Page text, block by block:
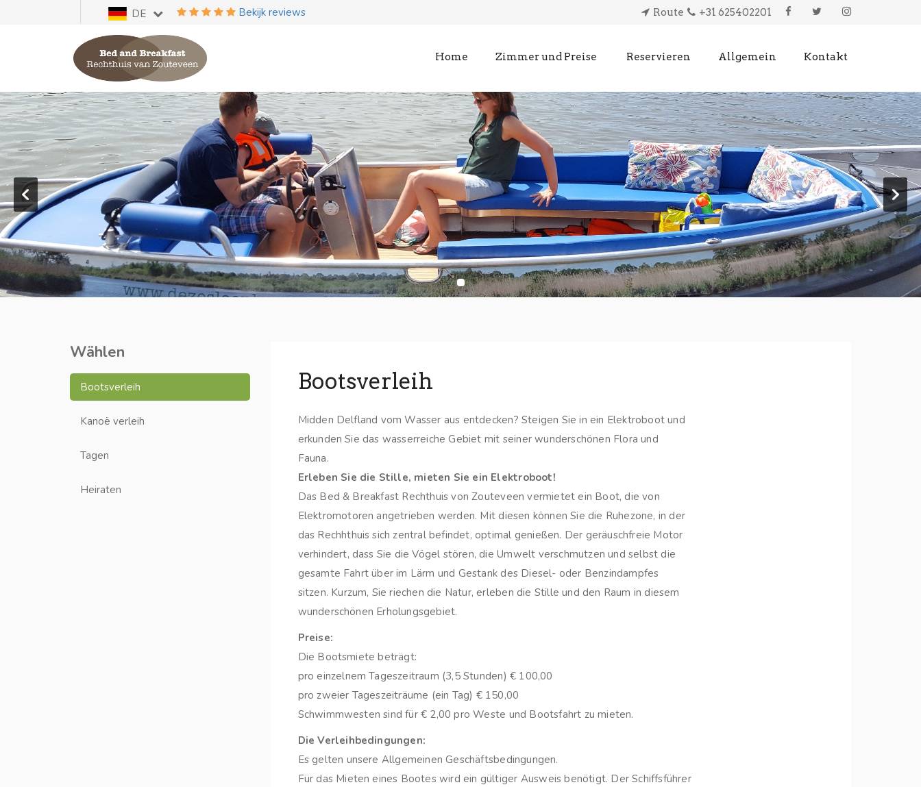
DE Bekijk reviews +31 625402201
Route
Home Zimmer und Preise Reservieren Allgemein Kontakt
Wählen
Bootsverleih
Kanoë verleih
Tagen
Heiraten
Bootsverleih
Midden Delfland vom Wasser aus entdecken? Steigen Sie in ein Elektroboot und
erkunden Sie das wasserreiche Gebiet mit seiner wunderschönen Flora und
Fauna.
Erleben Sie die Stille, mieten Sie ein Elektroboot!
Das Bed & Breakfast Rechthuis von Zouteveen vermietet ein Boot, die von
Elektromotoren angetrieben werden. Mit diesen können Sie die Ruhezone, in der
das Rechhthuis sich zentral befindet, optimal genießen. Der geräuschfreie Motor
verhindert, dass Sie die Vögel stören, die Umwelt verschmutzen und selbst die
gesamte Fahrt über im Lärm und Gestank des Diesel- oder Benzindampfes
sitzen. Kurzum, Sie riechen die Natur, erleben die Stille und den Raum in diesem
wunderschönen Erholungsgebiet.
Preise:
Die Bootsmiete beträgt:
pro einzelnem Tageszeitraum (3,5 Stunden) € 100,00
pro zweier Tageszeiträume (ein Tag) € 150,00
Schwimmwesten sind für € 2,00 pro Weste und Bootsfahrt zu mieten.
Die Verleihbedingungen:
Es gelten unsere Allgemeinen Geschäftsbedingungen.
Für das Mieten eines Bootes wird ein gültiger Ausweis benötigt. Der Schiffsführer